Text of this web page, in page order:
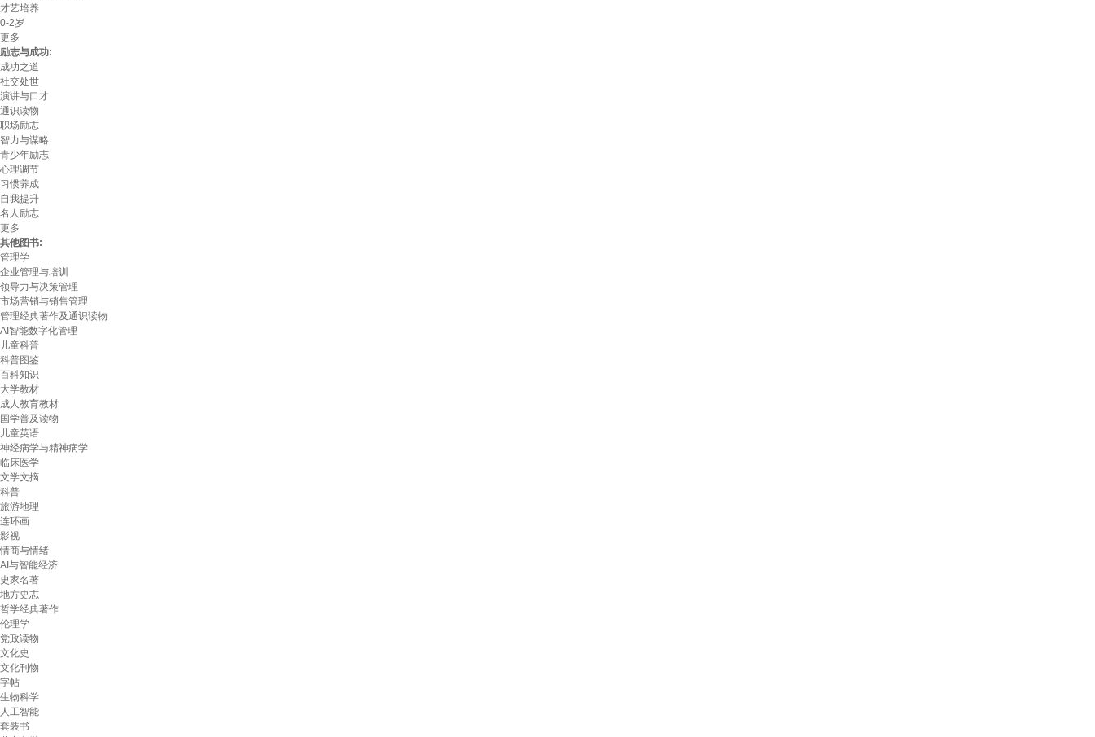
才艺培养
0-2岁
更多
励志与成功:
成功之道
社交处世
演讲与口才
通识读物
职场励志
智力与谋略
青少年励志
心理调节
习惯养成
自我提升
名人励志
更多
其他图书:
管理学
企业管理与培训
领导力与决策管理
市场营销与销售管理
管理经典著作及通识读物
AI智能数字化管理
儿童科普
科普图鉴
百科知识
大学教材
成人教育教材
国学普及读物
儿童英语
神经病学与精神病学
临床医学
文学文摘
科普
旅游地理
连环画
影视
情商与情绪
AI与智能经济
史家名著
地方史志
哲学经典著作
伦理学
党政读物
文化史
文化刊物
字帖
生物科学
人工智能
套装书